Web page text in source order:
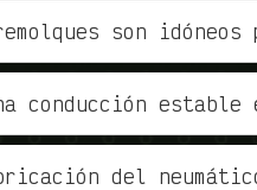
son idóneos
conducción estable
del neumático